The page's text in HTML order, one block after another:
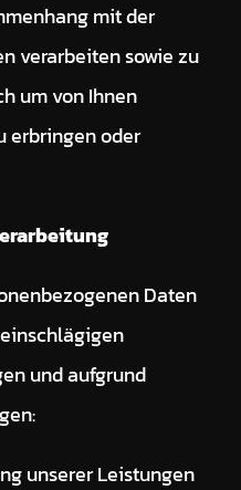
mit der
verarbeiten sowie zu
um von Ihnen
erbringen oder
Daten
und aufgrund
unserer Leistungen